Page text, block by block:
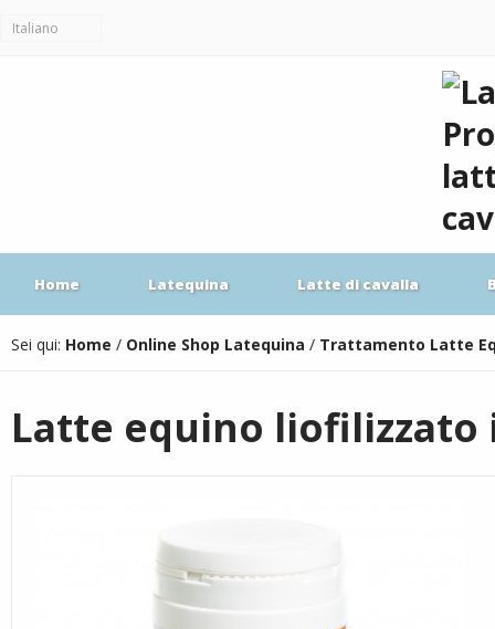
Italiano
Home Latequina Latte di cavalla
Sei qui: Home / Online Shop Latequina / Trattamento Latte
Latte equino liofilizzato